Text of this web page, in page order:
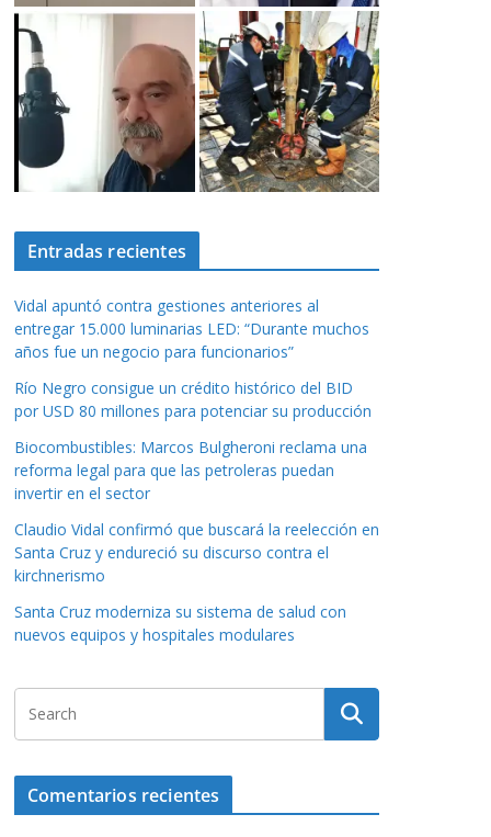
Entradas recientes
Vidal apuntó contra gestiones anteriores al
entregar 15.000 luminarias LED: “Durante muchos
años fue un negocio para funcionarios”
Río Negro consigue un crédito histórico del BID
por USD 80 millones para potenciar su producción
Biocombustibles: Marcos Bulgheroni reclama una
reforma legal para que las petroleras puedan
invertir en el sector
Claudio Vidal confirmó que buscará la reelección en
Santa Cruz y endureció su discurso contra el
kirchnerismo
Santa Cruz moderniza su sistema de salud con
nuevos equipos y hospitales modulares
Comentarios recientes